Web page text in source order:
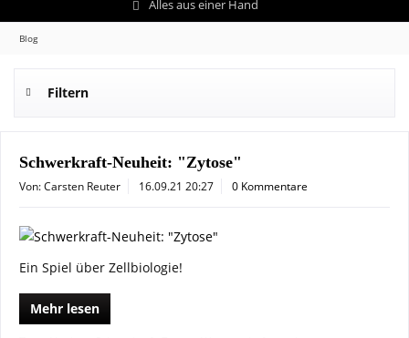
Alles aus einer Hand
Blog
Filtern
Schwerkraft-Neuheit: "Zytose"
Von: Carsten Reuter 16.09.21 20:27 0 Kommentare
Ein Spiel über Zellbiologie!
Mehr lesen